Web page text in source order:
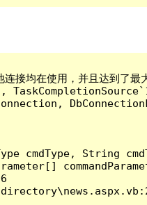
均在使用，并且达到了最
cmdType, String